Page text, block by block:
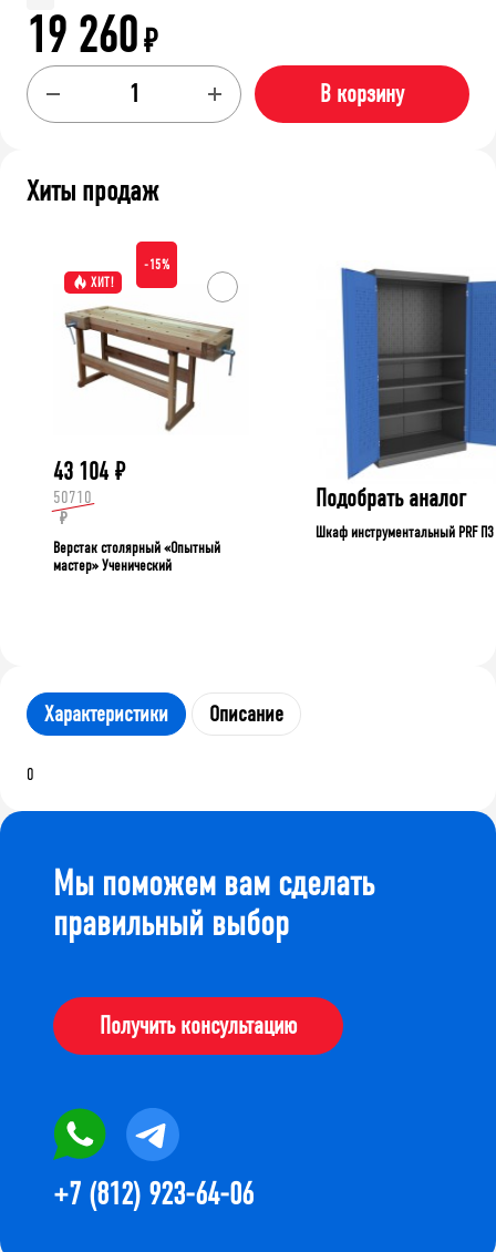
19 260₽
В корзину
Хиты продаж
ХИТ!
-15%
43 104 ₽
50710
₽
Верстак столярный «Опытный
мастер» Ученический
Подобрать аналог
Шкаф инструментальный PRF П3
Характеристики Описание
0
Мы поможем вам сделать
правильный выбор
Получить консультацию
+7 (812) 923-64-06